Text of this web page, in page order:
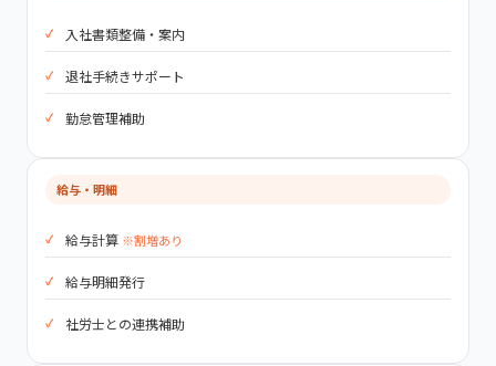
入社書類整備・案内
退社手続きサポート
勤怠管理補助
給与・明細
給与計算 ※割増あり
給与明細発行
社労士との連携補助